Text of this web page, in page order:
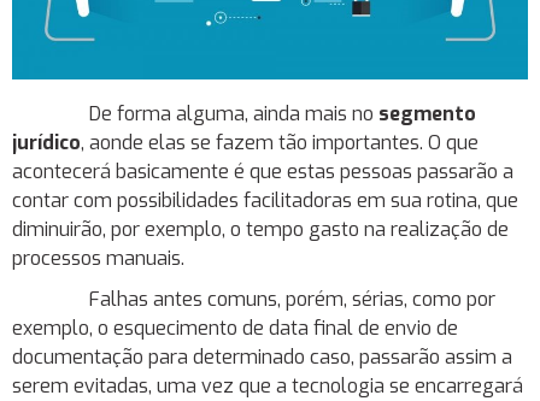
De forma alguma, ainda mais no segmento
jurídico, aonde elas se fazem tão importantes. O que
acontecerá basicamente é que estas pessoas passarão a
contar com possibilidades facilitadoras em sua rotina, que
diminuirão, por exemplo, o tempo gasto na realização de
processos manuais.
Falhas antes comuns, porém, sérias, como por
exemplo, o esquecimento de data final de envio de
documentação para determinado caso, passarão assim a
serem evitadas, uma vez que a tecnologia se encarregará